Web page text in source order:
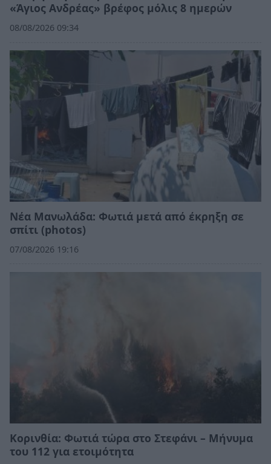
«Άγιος Ανδρέας» βρέφος μόλις 8 ημερών
08/08/2026 09:34
Νέα Μανωλάδα: Φωτιά μετά από έκρηξη σε
σπίτι (photos)
07/08/2026 19:16
Κορινθία: Φωτιά τώρα στο Στεφάνι – Μήνυμα
του 112 για ετοιμότητα